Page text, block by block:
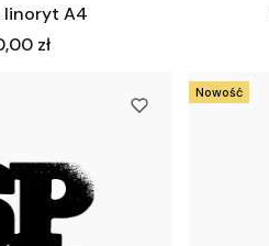
linoryt A4
zł
Nowość